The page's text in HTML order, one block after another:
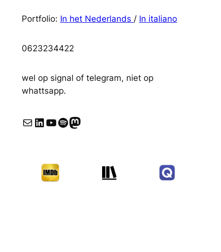
Portfolio: In het Nederlands / In italiano
0623234422
wel op signal of telegram, niet op
whattsapp.
E-mail LinkedIn YouTube Spotify Mastodon